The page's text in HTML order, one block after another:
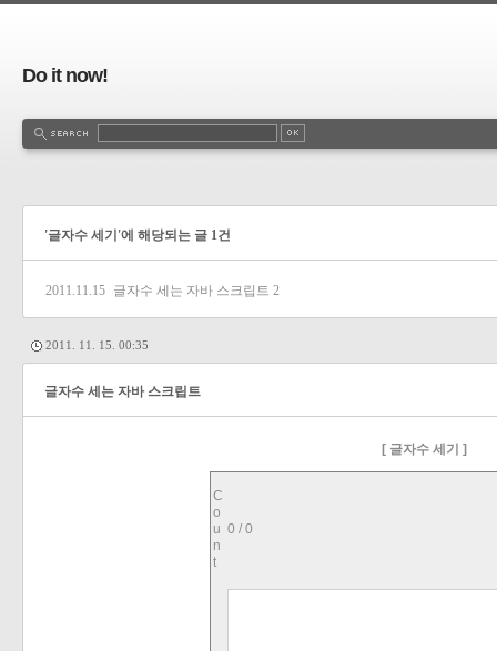
Do it now!
'글자수 세기'에 해당되는 글 1건
2011.11.15 글자수 세는 자바 스크립트 2
2011. 11. 15. 00:35
글자수 세는 자바 스크립트
[ 글자수 세기 ]
C
o
u
n
t
0 / 0